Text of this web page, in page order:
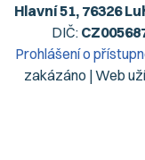
Hlavní 51, 76326
DIČ:
Prohlášení o
zakázáno | Web